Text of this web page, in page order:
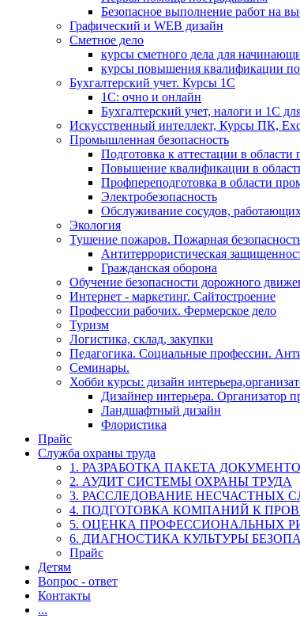
Безопасное выполнение работ на
Графический и WEB дизайн
Сметное дело
курсы сметного дела для
курсы повышения квалификации
Бухгалтерский учет. Курсы 1С
1С: очно и онлайн
Бухгалтерский учет, налоги и 1С
Искусственный интеллект, Курсы ПК,
Промышленная безопасность
Подготовка к аттестации в
Повышение квалификации в
Профпереподготовка в области
Электробезопасность
Обслуживание сосудов,
Экология
Тушение пожаров. Пожарная
Антитеррористическая
Гражданская оборона
Обучение безопасности дорожного
Интернет - маркетинг. Сайтостроение
Профессии рабочих. Фермерское дело
Туризм
Логистика, склад, закупки
Педагогика. Социальные профессии.
Семинары.
Хобби курсы: дизайн
Дизайнер интерьера. Организатор
Ландшафтный дизайн
Флористика
Прайс
Служба охраны труда
1. РАЗРАБОТКА ПАКЕТА
2. АУДИТ СИСТЕМЫ ОХРАНЫ ТРУДА
3. РАССЛЕДОВАНИЕ НЕСЧАСТНЫХ
4. ПОДГОТОВКА КОМПАНИЙ К
5. ОЦЕНКА ПРОФЕССИОНАЛЬНЫХ
6. ДИАГНОСТИКА КУЛЬТУРЫ
Прайс
Детям
Вопрос - ответ
Контакты
...